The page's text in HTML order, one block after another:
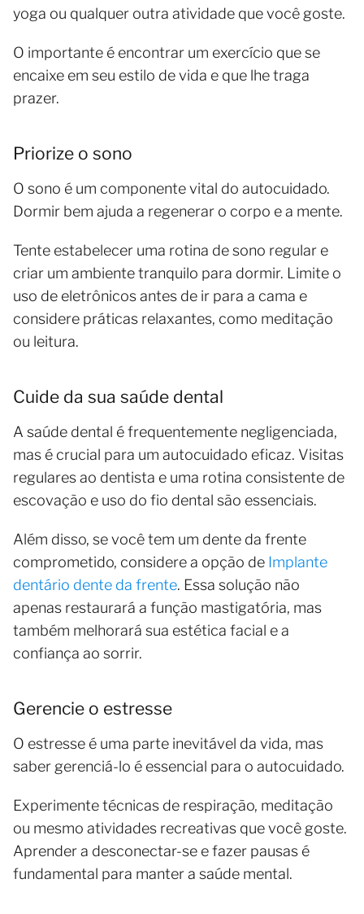
yoga ou qualquer outra atividade que você goste.
O importante é encontrar um exercício que se
encaixe em seu estilo de vida e que lhe traga
prazer.
Priorize o sono
O sono é um componente vital do autocuidado.
Dormir bem ajuda a regenerar o corpo e a mente.
Tente estabelecer uma rotina de sono regular e
criar um ambiente tranquilo para dormir. Limite o
uso de eletrônicos antes de ir para a cama e
considere práticas relaxantes, como meditação
ou leitura.
Cuide da sua saúde dental
A saúde dental é frequentemente negligenciada,
mas é crucial para um autocuidado eficaz. Visitas
regulares ao dentista e uma rotina consistente de
escovação e uso do fio dental são essenciais.
Além disso, se você tem um dente da frente
comprometido, considere a opção de Implante
dentário dente da frente. Essa solução não
apenas restaurará a função mastigatória, mas
também melhorará sua estética facial e a
confiança ao sorrir.
Gerencie o estresse
O estresse é uma parte inevitável da vida, mas
saber gerenciá-lo é essencial para o autocuidado.
Experimente técnicas de respiração, meditação
ou mesmo atividades recreativas que você goste.
Aprender a desconectar-se e fazer pausas é
fundamental para manter a saúde mental.